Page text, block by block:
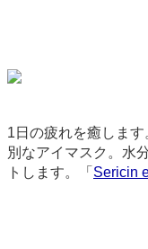
1日の疲れを癒しま
別なアイマスク。水
トします。「 Sericin